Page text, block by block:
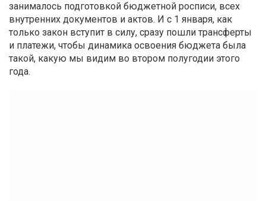
занималось подготовкой бюджетной росписи, всех
внутренних документов и актов. И с 1 января, как
только закон вступит в силу, сразу пошли трансферты
и платежи, чтобы динамика освоения бюджета была
такой, какую мы видим во втором полугодии этого
года.